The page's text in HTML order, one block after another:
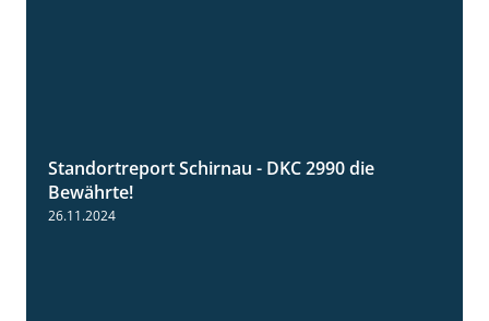
Standortreport Schirnau - DKC 2990 die
Bewährte!